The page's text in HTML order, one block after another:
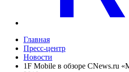
Главная
Пресс-центр
Новости
1F Mobile в обзоре CNews.ru